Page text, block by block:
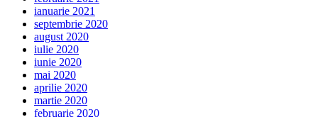
ianuarie 2021
septembrie 2020
august 2020
iulie 2020
iunie 2020
mai 2020
aprilie 2020
martie 2020
februarie 2020